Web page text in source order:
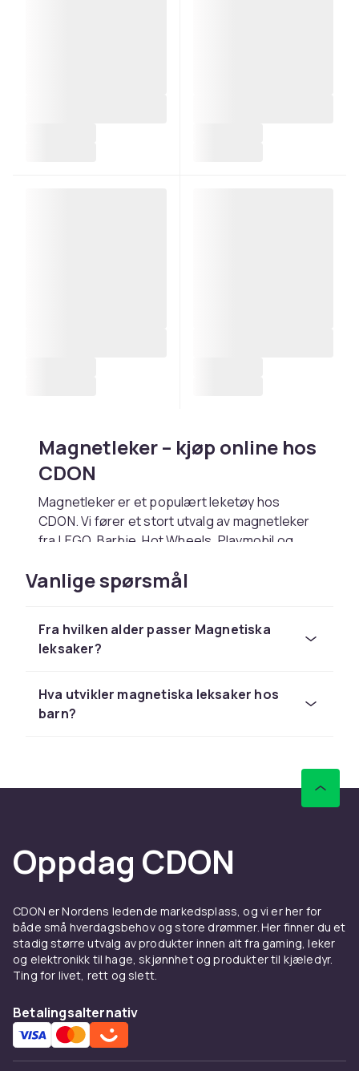
Magnetleker – kjøp online hos
CDON
Magnetleker er et populært leketøy hos
CDON. Vi fører et stort utvalg av magnetleker
fra LEGO, Barbie, Hot Wheels, Playmobil og
Velg magnetleker basert på barnets alder og
rask levering og enkel retur.
Utforsk hele lekesortimentet hos CDON.
Barbie og Schleich til konkurransedyktige
priser med rask levering og enkel retur.
Sammenlign produkter og les
kundeanmeldelser for å finne beste leketøy. Vi
har et stort sortiment til alle budsjetter.
Hos CDON finner du magnetleker fra LEGO,
Barbie og Schleich til konkurransedyktige
priser med rask levering og enkel retur.
kundeanmeldelser for å finne beste leketøy. Vi
har et stort sortiment til alle budsjetter.
Hos CDON finner du magnetleker fra LEGO,
Vanlige spørsmål
Fra hvilken alder passer Magnetiska
leksaker?
Hva utvikler magnetiska leksaker hos
barn?
Oppdag CDON
CDON er Nordens ledende markedsplass, og vi er her for
både små hverdagsbehov og store drømmer. Her finner du et
stadig større utvalg av produkter innen alt fra gaming, leker
og elektronikk til hage, skjønnhet og produkter til kjæledyr.
Ting for livet, rett og slett.
Betalingsalternativ